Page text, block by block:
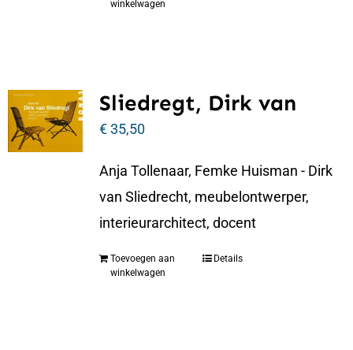
winkelwagen
Sliedregt, Dirk van
€35,50
Anja Tollenaar, Femke Huisman - Dirk
van Sliedrecht, meubelontwerper,
interieurarchitect, docent
Toevoegen aan
winkelwagen
Details